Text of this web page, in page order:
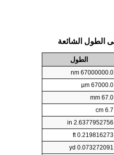
الطول
67000000.0 nm
67000.0 µm
67.0 mm
6.7 cm
2.6377952756 in
0.219816273 ft
0.073272091 yd